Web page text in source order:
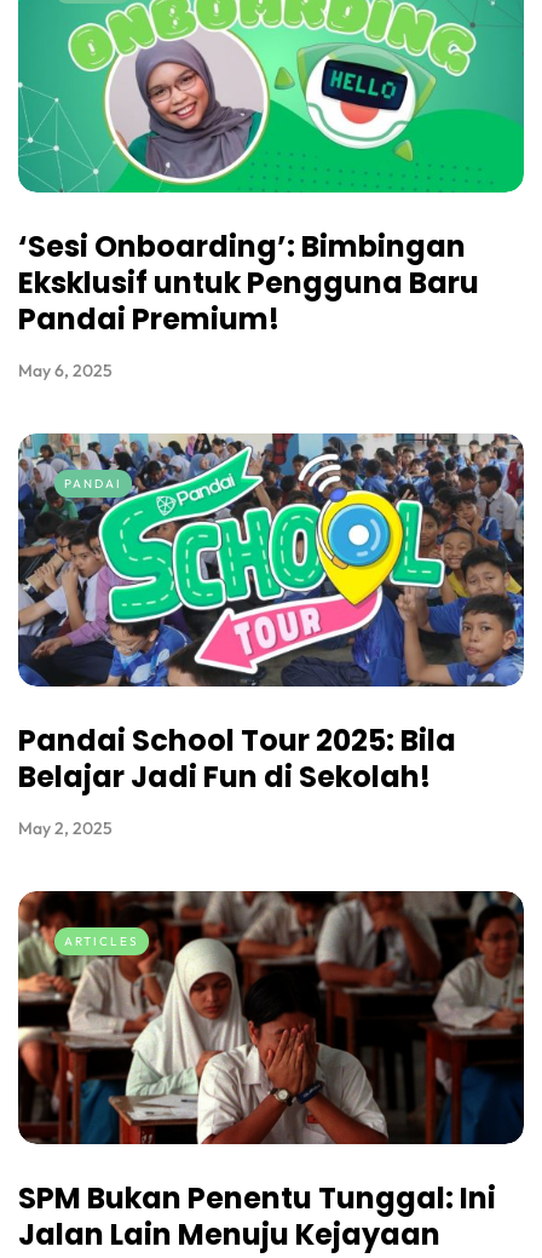
‘Sesi Onboarding’: Bimbingan
Eksklusif untuk Pengguna Baru
Pandai Premium!
May 6, 2025
PANDAI
Pandai School Tour 2025: Bila
Belajar Jadi Fun di Sekolah!
May 2, 2025
ARTICLES
SPM Bukan Penentu Tunggal: Ini
Jalan Lain Menuju Kejayaan